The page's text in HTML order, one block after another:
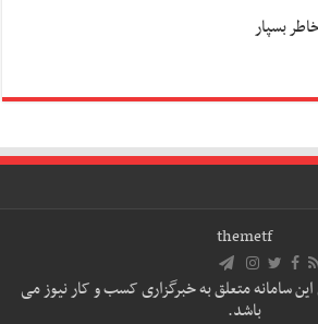
بسپار
themetf
سامانه متعلق به خبرگزاری کسب و کار نیوز می
باشد.